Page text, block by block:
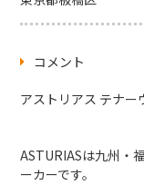
コメント
アストリアス テナー
ASTURIASは九州・
ーカーです。